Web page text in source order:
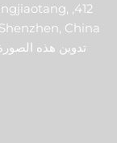
تدوين هذه الصورة في عام 2011 في